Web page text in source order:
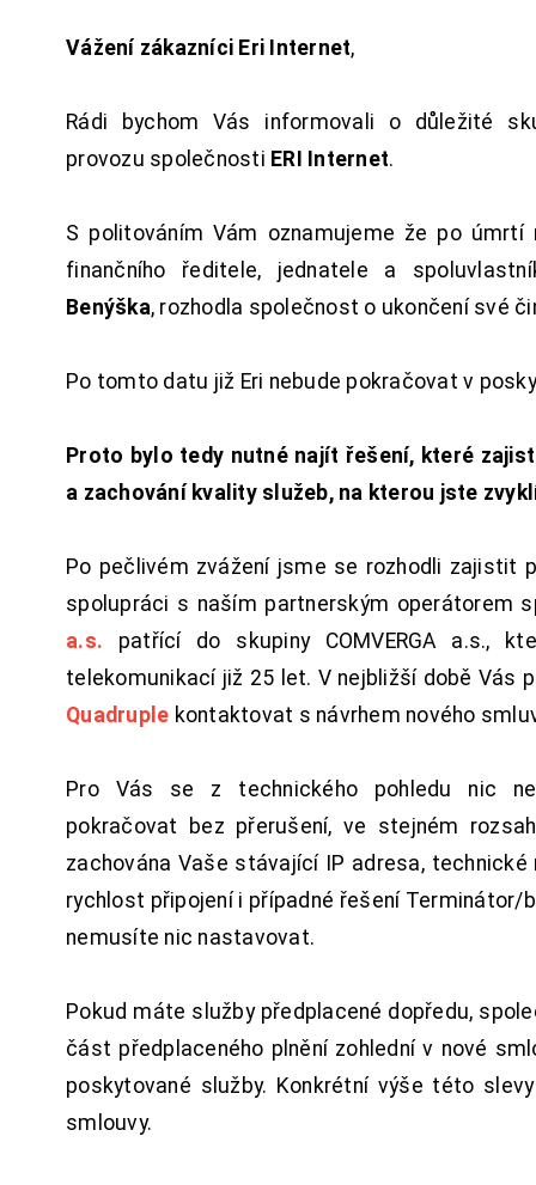
Vážení zákazníci Eri Internet,
Rádi bychom Vás informovali o důležité
provozu společnosti ERI Internet.
S politováním Vám oznamujeme že po úmrtí
finančního ředitele, jednatele a
Benýška, rozhodla společnost o ukončení své
Po tomto datu již Eri nebude pokračovat v
Proto bylo tedy nutné najít řešení, které
a zachování kvality služeb, na kterou jste
Po pečlivém zvážení jsme se rozhodli zajistit
spolupráci s naším partnerským operátorem
a.s. patřící do skupiny COMVERGA a.s.,
telekomunikací již 25 let. V nejbližší době Vás
Quadruple kontaktovat s návrhem nového
Pro Vás se z technického pohledu nic
pokračovat bez přerušení, ve stejném
zachována Vaše stávající IP adresa, technické
rychlost připojení i případné řešení Terminátor/
nemusíte nic nastavovat.
Pokud máte služby předplacené dopředu,
část předplaceného plnění zohlední v nové
poskytované služby. Konkrétní výše této
smlouvy.